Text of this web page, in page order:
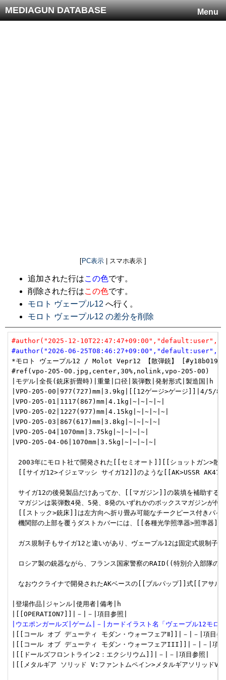
Menu
MEDIAGUN DATABASE
[PC表示 | スマホ表示 ]
追加された行はこの色です。
削除された行はこの色です。
モロト ヴェープル12 へ行く。
モロト ヴェープル12 の差分を削除
#author("2025-12-
#author("2026-06-
*モロト ヴェープル12 / Molot Vepr12 【散弾銃】 [#y18b0191]
#ref(vpo-205-00.jpg,center,30%,nolink,vpo-205-00)
|モデル|全長(銃床折畳時)|重量|口径|装弾数|発射形式|製造国|h
|VPO-205-00|977(727)mm|3.9kg|[[12ゲージ>ゲージ]]|4/5/
|VPO-205-01|1117(867)mm|4.1kg|~|~|~|~|
|VPO-205-02|1227(977)mm|4.15kg|~|~|~|~|
|VPO-205-03|867(617)mm|3.8kg|~|~|~|~|
|VPO-205-04|1070mm|3.75kg|~|~|~|~|
|VPO-205-04-06|1070mm|3.5kg|~|~|~|~|
2003年にモロト社で開発された[[セミオート]][[ショットガン>散
[[サイガ12>イジェマッシ サイガ12]]のような[[AK>USSR AK47]]ベ
サイガ12の後発製品だけあってか、[[マガジン]]の装填を補助する
マガジンは装弾数4発、5発、8発のいずれかのボックスマガジンが
[[ストック>銃床]]は左方向へ折り畳み可能なチークピース付きパイ
機関部の上部を覆うダストカバーには、[[各種光学照準器>照準器]]
ガス規制子もサイガ12と違いがあり、ヴェープル12は固定式規制
ロシア製の銃器ながら、フランス国家警察のRAID((特別介入部隊の
なおウクライナで開発されたAKベースの[[ブルパップ]]式[[アサ
|登場作品|ジャンル|使用者|備考|h
|ウエポンガールズ|ゲーム|－|カードイラスト名「ヴェープル12モロ
|[[コール オブ デューティ モダン・ウォーフェアⅡ]]|－|－|項目参
|[[コール オブ デューティ モダン・ウォーフェアIII]]|－|－|項
|[[ドールズフロントライン2：エクシリウム]]|－|－|項目参照|
|[[メタルギア ソリッド V:ファントムペイン>メタルギアソリッ